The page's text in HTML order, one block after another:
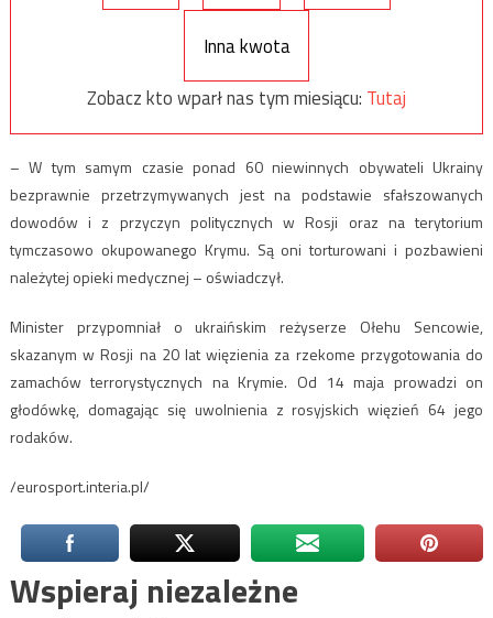
Inna kwota
Zobacz kto wparł nas tym miesiącu: Tutaj
– W tym samym czasie ponad 60 niewinnych obywateli Ukrainy
bezprawnie przetrzymywanych jest na podstawie sfałszowanych
dowodów i z przyczyn politycznych w Rosji oraz na terytorium
tymczasowo okupowanego Krymu. Są oni torturowani i pozbawieni
należytej opieki medycznej – oświadczył.
Minister przypomniał o ukraińskim reżyserze Ołehu Sencowie,
skazanym w Rosji na 20 lat więzienia za rzekome przygotowania do
zamachów terrorystycznych na Krymie. Od 14 maja prowadzi on
głodówkę, domagając się uwolnienia z rosyjskich więzień 64 jego
rodaków.
/eurosport.interia.pl/
Wspieraj niezależne